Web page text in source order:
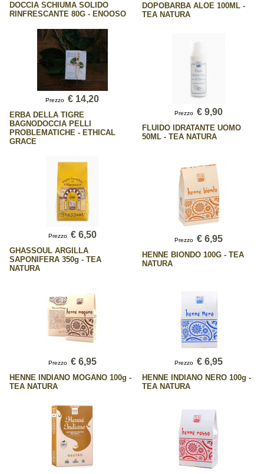
DOCCIA SCHIUMA SOLIDO
RINFRESCANTE 80G - ENOOSO
DOPOBARBA ALOE 100ML -
TEA NATURA
Prezzo € 14,20
ERBA DELLA TIGRE
BAGNODOCCIA PELLI
PROBLEMATICHE - ETHICAL
GRACE
Prezzo € 9,90
FLUIDO IDRATANTE UOMO
50ML - TEA NATURA
Prezzo € 6,50
GHASSOUL ARGILLA
SAPONIFERA 350g - TEA
NATURA
Prezzo € 6,95
HENNE BIONDO 100G - TEA
NATURA
Prezzo € 6,95
HENNE INDIANO MOGANO 100g -
TEA NATURA
Prezzo € 6,95
HENNE INDIANO NERO 100g -
TEA NATURA